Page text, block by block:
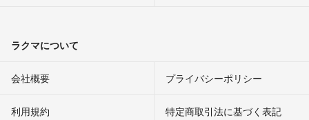
ラクマについて
会社概要 プライバシーポリシー
利用規約 特定商取引法に基づく表記